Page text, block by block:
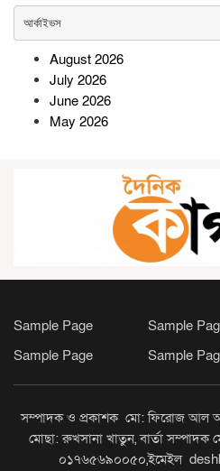
ভাঙ্গুড়ায় স্থানীয় সরকার নির্বাচন ঘিরে
ঘোষণা
দশা,
প্রধান
আর্কাইভস
August 2026
July 2026
June 2026
May 2026
Sample Page Sample
Sample Page
Sample
সম্পাদক ও প্রকাশক মো: ফিরোজ আল
মোছা: রুখসানা খাতুন, বার্তা সম্পাদক
০১৭৬৫৬৯০০৫০,ইমেইল